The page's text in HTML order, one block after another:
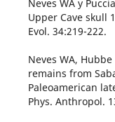
Neves WA y
Upper Cave skull
Evol. 34:219-222.
Neves WA,
remains from
Paleoamerican
Phys. Anthropol.